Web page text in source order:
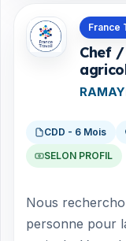
France
Chef
CDD - 6 Mois
SELON PROFIL
Nous
personne pour
Offres en La